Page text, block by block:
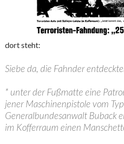
dort steht:
Siebe da, die Fahnder
* unter der Fußmatte eine
jener Maschinenpistole vom
Generalbundesanwalt Buback
im Kofferraum einen